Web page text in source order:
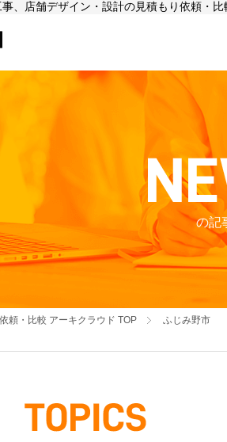
、店舗デザイン・設計の見積もり依頼・
の記
頼・比較 アーキクラウド TOP ふじみ野市